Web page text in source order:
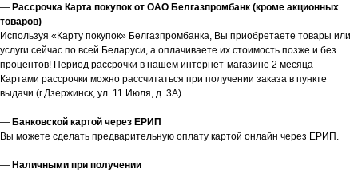
— Рассрочка Карта покупок от ОАО Белгазпромбанк (кроме акционных
товаров)
Используя «Карту покупок» Белгазпромбанка, Вы приобретаете товары или
услуги сейчас по всей Беларуси, а оплачиваете их стоимость позже и без
процентов! Период рассрочки в нашем интернет-магазине 2 месяца
Картами рассрочки можно рассчитаться при получении заказа в пункте
выдачи (г.Дзержинск, ул. 11 Июля, д. 3А).
— Банковской картой через ЕРИП
Вы можете сделать предварительную оплату картой онлайн через ЕРИП.
— Наличными при получении